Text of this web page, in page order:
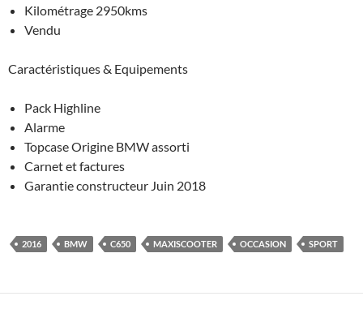
Kilométrage 2950kms
Vendu
Caractéristiques & Equipements
Pack Highline
Alarme
Topcase Origine BMW assorti
Carnet et factures
Garantie constructeur Juin 2018
2016 BMW C650 MAXISCOOTER OCCASION SPORT